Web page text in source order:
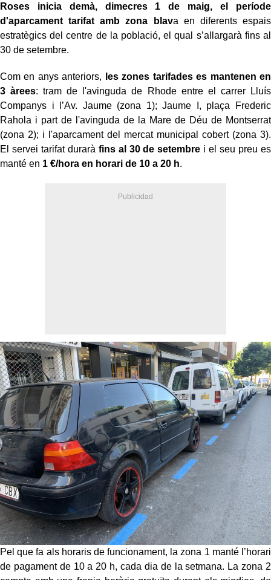
Roses inicia demà, dimecres 1 de maig, el període
d'aparcament tarifat amb zona blava en diferents espais
estratègics del centre de la població, el qual s’allargarà fins al
30 de setembre.
Com en anys anteriors,
les zones tarifades es mantenen en
3 àrees: tram de l'avinguda de Rhode entre el carrer Lluís
Companys i l’Av. Jaume (zona 1); Jaume I, plaça Frederic
Rahola i part de l'avinguda de la Mare de Déu de Montserrat
(zona 2); i l'aparcament del mercat municipal cobert (zona 3).
El servei tarifat durarà fins al 30 de setembre i el seu preu es
manté en 1 €/hora en horari de 10 a 20 h.
Pel que fa als horaris de funcionament, la zona 1 manté l’horari
de pagament de 10 a 20 h, cada dia de la setmana. La zona 2